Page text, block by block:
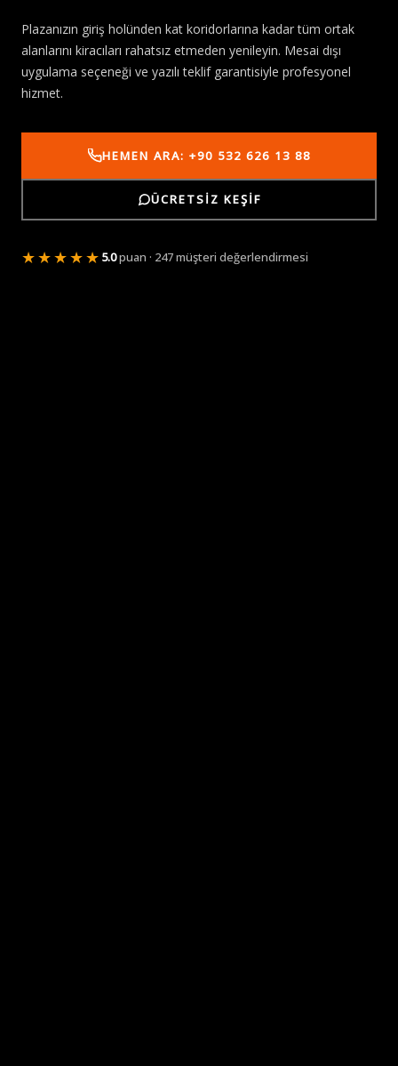
Plazanızın giriş holünden kat koridorlarına kadar tüm ortak
alanlarını kiracıları rahatsız etmeden yenileyin. Mesai dışı
uygulama seçeneği ve yazılı teklif garantisiyle profesyonel
hizmet.
HEMEN ARA: +90 532 626 13 88
ÜCRETSIZ KEŞIF
★★★★★ 5.0puan · 247 müşteri değerlendirmesi